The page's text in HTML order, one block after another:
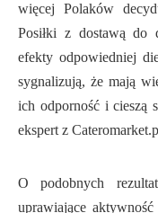
więcej Polaków
Posiłki z dostawą do
efekty odpowiedniej
sygnalizują, że mają
ich odporność i cieszą
ekspert z
O podobnych
uprawiające